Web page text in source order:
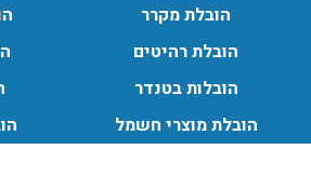
הובלת מקרר
הובלת רהיטים
הובלות בטנדר
הובלת מוצרי חשמל